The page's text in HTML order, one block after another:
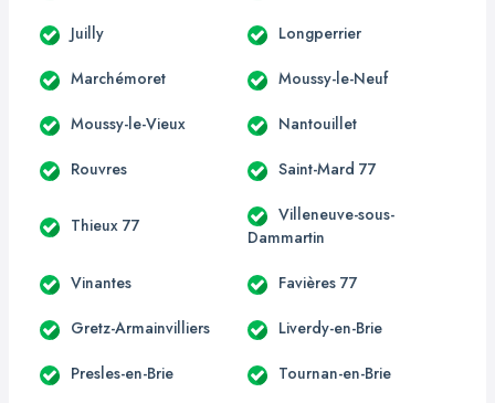
Juilly Longperrier
Marchémoret Moussy-le-Neuf
Moussy-le-Vieux Nantouillet
Rouvres Saint-Mard 77
Thieux 77
Villeneuve-sous-
Dammartin
Vinantes Favières 77
Gretz-Armainvilliers Liverdy-en-Brie
Presles-en-Brie Tournan-en-Brie